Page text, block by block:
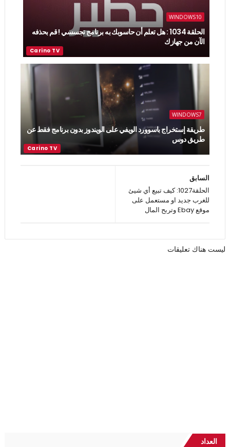
WINDOWS10
الحلقة 1034 : هل تعلم أن حاسوبك به برنامج تجسسي ! قم بحذفه
الآن من جهازك
WINDOWS7
طريقة إستخراج باسوورد الويفي على الويندوز بدون برنامج فقط عن
طريق دوس
السابق
الحلقة1027: كيف تبيع أي شيئ
للغرب جديد او مستعمل على
موقع Ebay وتربح المال
ليست هناك تعليقات
العداد